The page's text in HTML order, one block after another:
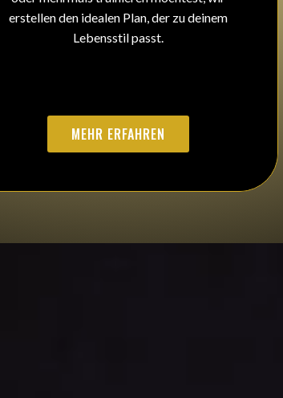
erstellen den idealen Plan, der zu deinem
Lebensstil passt.
MEHR ERFAHREN